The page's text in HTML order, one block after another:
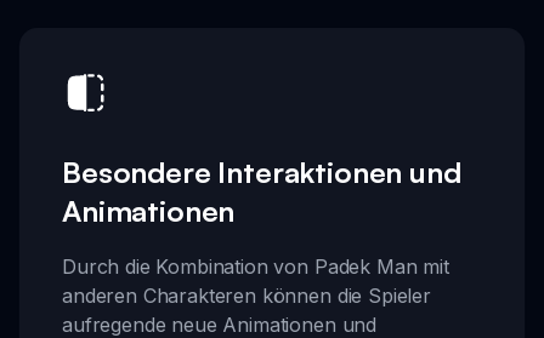
Besondere Interaktionen und
Animationen
Durch die Kombination von Padek Man mit
anderen Charakteren können die Spieler
aufregende neue Animationen und